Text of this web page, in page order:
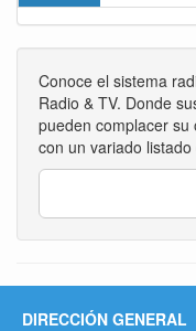
Conoce el sistema
Radio & TV. Donde
pueden complacer
con un variado
DIRECCIÓN GENERAL